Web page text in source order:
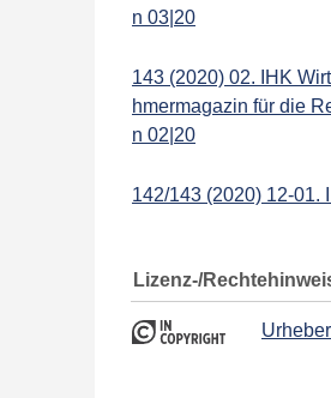
n 03|20
143 (2020) 02. IHK
hmermagazin für die
n 02|20
142/143 (2020) 12-01.
Lizenz-/